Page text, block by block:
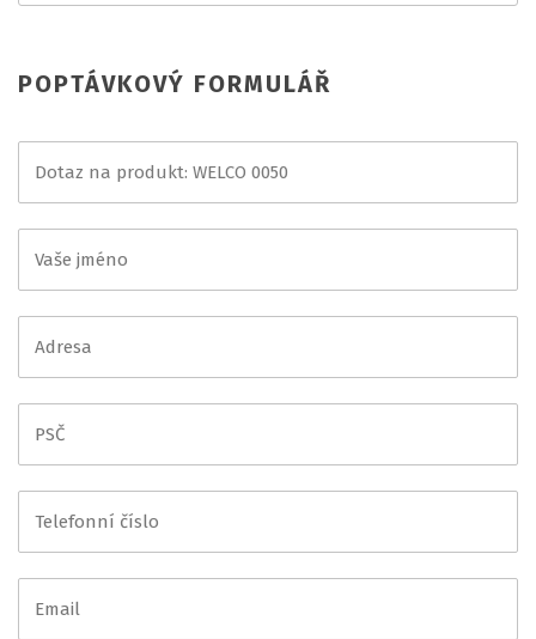
POPTÁVKOVÝ FORMULÁŘ